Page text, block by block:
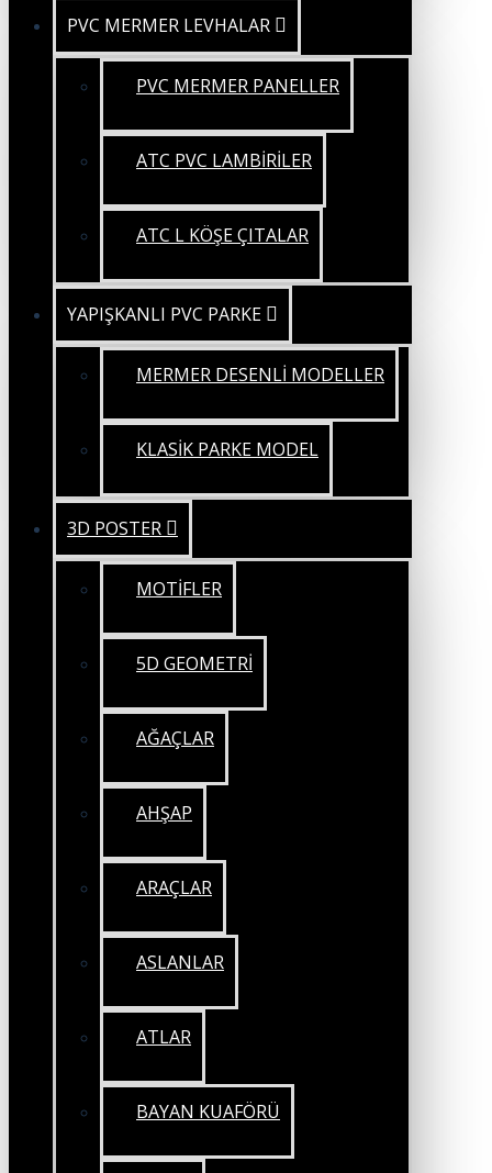
PVC MERMER LEVHALAR
PVC MERMER PANELLER
ATC PVC LAMBİRİLER
ATC L KÖŞE ÇITALAR
YAPIŞKANLI PVC PARKE
MERMER DESENLİ MODELLER
KLASİK PARKE MODEL
3D POSTER
MOTİFLER
5D GEOMETRİ
AĞAÇLAR
AHŞAP
ARAÇLAR
ASLANLAR
ATLAR
BAYAN KUAFÖRÜ